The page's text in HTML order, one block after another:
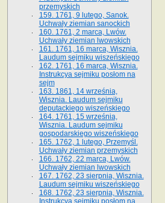
przemyskich
159. 1761, 9 lutego, Sanok.
Uchwały ziemian sanockich
160. 1761, 2 marca, Lwów.
Uchwały ziemian lwowskich
161. 1761, 16 marca, Wisznia.
Laudum sejmiku wiszeńskiego
162. 1761, 16 marca, Wisznia.
Instrukcya sejmiku posłom na
sejm
163. 1861, 14 września,
Wisznia. Laudum sejmiku
deputackiego wiszeńskiego
164. 1761, 15 września,
Wisznia. Laudum sejmiku
gospodarskiego wiszeńskiego
165. 1762, 1 lutego, Przemyśl.
Uchwały ziemian przemyskich
166. 1762, 22 marca, Lwów.
Uchwały ziemian lwowskich
167. 1762, 23 sierpnia, Wisznia.
Laudum sejmiku wiszeńskiego
168. 1762, 23 sierpnia, Wisznia.
Instrukcya sejmiku posłom na